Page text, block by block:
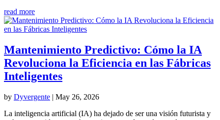
read more
Mantenimiento Predictivo: Cómo la IA
Revoluciona la Eficiencia en las Fábricas
Inteligentes
by Dyvergente | May 26, 2026
La inteligencia artificial (IA) ha dejado de ser una visión futurista y